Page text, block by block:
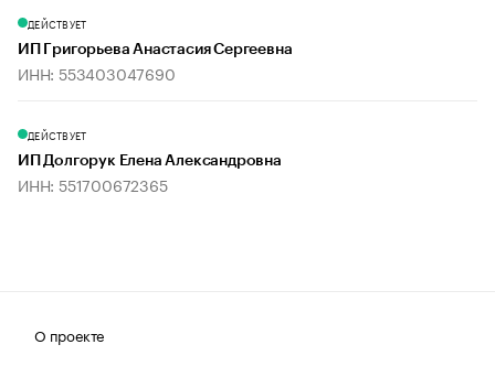
ДЕЙСТВУЕТ
ИП Григорьева Анастасия Сергеевна
ИНН: 553403047690
ДЕЙСТВУЕТ
ИП Долгорук Елена Александровна
ИНН: 551700672365
О проекте